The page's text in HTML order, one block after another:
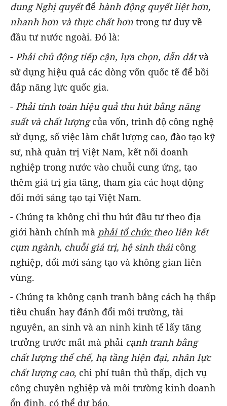
dung Nghị quyếtđể hành động quyết liệt hơn,
nhanh hơn và thực chất hơn trong tư duy về
đầu tư nước ngoài. Đó là:
- Phải chủ động tiếp cận, lựa chọn, dẫn dắtvà
sử dụng hiệu quả các dòng vốn quốc tế để bồi
đắp năng lực quốc gia.
- Phải tính toán hiệu quả thu hút bằng năng
suất và chất lượngcủa vốn, trình độ công nghệ
sử dụng, số việc làm chất lượng cao, đào tạo kỹ
sư, nhà quản trị Việt Nam, kết nối doanh
nghiệp trong nước vào chuỗi cung ứng, tạo
thêm giá trị gia tăng, tham gia các hoạt động
đổi mới sáng tạo tại Việt Nam.
- Chúng ta không chỉ thu hút đầu tư theo địa
giới hành chính mà phải tổ chức theo liên kết
cụm ngành, chuỗi giá trị, hệ sinh tháicông
nghiệp, đổi mới sáng tạo và không gian liên
vùng.
- Chúng ta không cạnh tranh bằng cách hạ thấp
tiêu chuẩn hay đánh đổi môi trường, tài
nguyên, an sinh và an ninh kinh tế lấy tăng
trưởng trước mắt mà phải cạnh tranh bằng
chất lượng thể chế, hạ tầng hiện đại, nhân lực
chất lượng cao, chi phí tuân thủ thấp, dịch vụ
công chuyên nghiệp và môi trường kinh doanh
ổn định, có thể dự báo.